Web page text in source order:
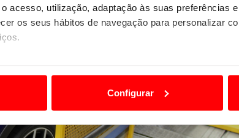
acesso, utilização, adaptação às suas preferências
os seus hábitos de navegação para personalizar
a sua experiência digital, personalizar conteúdos e
bem como para analisar dados de navegação no
Configurar